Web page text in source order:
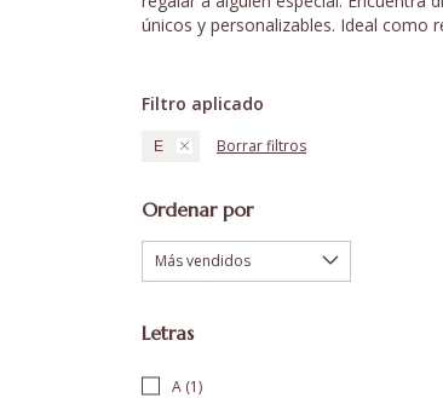
únicos y personalizables. Ideal como
Filtro aplicado
E Borrar filtros
Ordenar por
Letras
A (1)